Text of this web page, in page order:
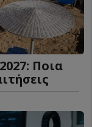
Ποια